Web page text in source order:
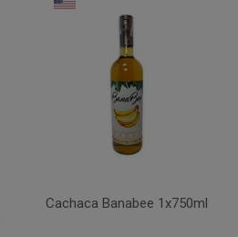
Cachaca Banabee 1x750ml